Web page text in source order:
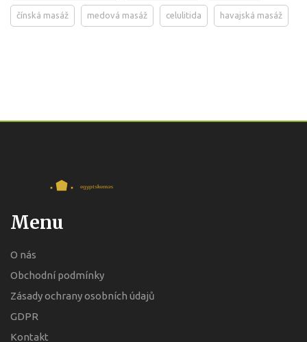
čínská masáž medová masáž celulitida havajská masáž
Menu
O nás
Obchodní podmínky
Zásady ochrany osobních údajů
GDPR
Kontakt